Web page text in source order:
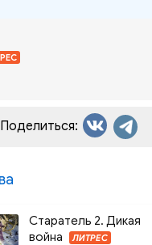
Поделиться:
Старатель 2. Дикая
война
ЛИТРЕС